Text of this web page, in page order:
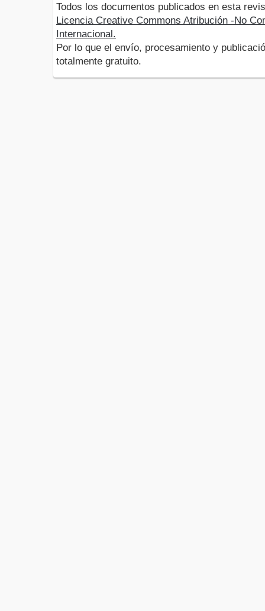
Todos los documentos publicados en esta
Licencia Creative Commons Atribución -No
Internacional.
Por lo que el envío, procesamiento y
totalmente gratuito.